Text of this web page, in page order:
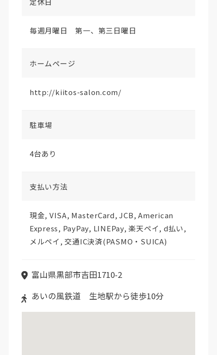
毎週月曜日 第一、第三日曜日
ホームページ
http://kiitos-salon.com/
駐車場
4台あり
支払い方法
現金, VISA, MasterCard, JCB, American
Express, PayPay, LINEPay, 楽天ペイ, d払い,
メルペイ, 交通IC決済(PASMO・SUICA)
富山県黒部市吉田1710-2
あいの風鉄道 生地駅から徒歩10分